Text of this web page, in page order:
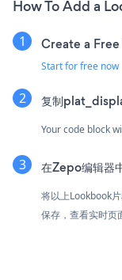
How To Add a
Create a
Start for free now
复制
Your code block
在Zepo编辑器
将以上Lookbook
保存，查看实时页